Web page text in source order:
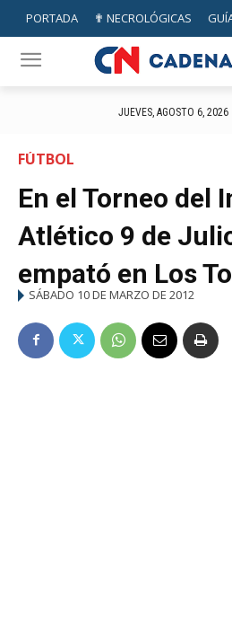
PORTADA ✟ NECROLÓGICAS
JUEVES, AGOSTO 6, 2026
FÚTBOL
En el Torneo del
Atlético 9 de
empató en Los
SÁBADO 10 DE MARZO DE 2012